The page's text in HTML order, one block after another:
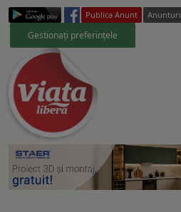
Publica Anunt Anunturi
Gestionați preferințele